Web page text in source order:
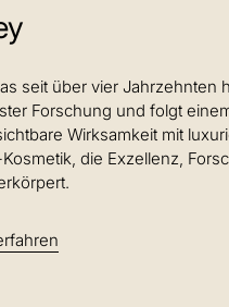
seit über vier Jahrzehnten
Forschung und folgt
Wirksamkeit mit
die Exzellenz,